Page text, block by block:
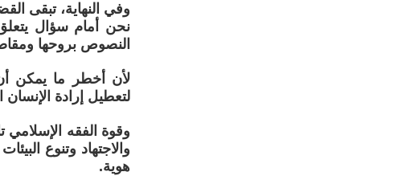
وفي النهاية، تبقى
نحن أمام سؤال
النصوص بروحها
لأن أخطر ما يمكن
لتعطيل إرادة الإنسان
وقوة الفقه
والاجتهاد وتنوع
هوية.